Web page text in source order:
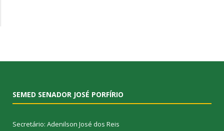
SEMED SENADOR JOSÉ PORFÍRIO
Secretário: Adenilson José dos Reis